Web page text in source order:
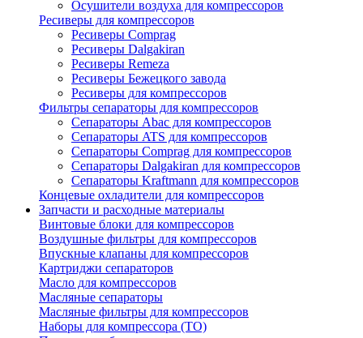
Осушители воздуха для компрессоров
Ресиверы для компрессоров
Ресиверы Comprag
Ресиверы Dalgakiran
Ресиверы Remeza
Ресиверы Бежецкого завода
Ресиверы для компрессоров
Фильтры сепараторы для компрессоров
Сепараторы Abac для компрессоров
Сепараторы ATS для компрессоров
Сепараторы Comprag для компрессоров
Сепараторы Dalgakiran для компрессоров
Сепараторы Kraftmann для компрессоров
Концевые охладители для компрессоров
Запчасти и расходные материалы
Винтовые блоки для компрессоров
Воздушные фильтры для компрессоров
Впускные клапаны для компрессоров
Картриджи сепараторов
Масло для компрессоров
Масляные сепараторы
Масляные фильтры для компрессоров
Наборы для компрессора (ТО)